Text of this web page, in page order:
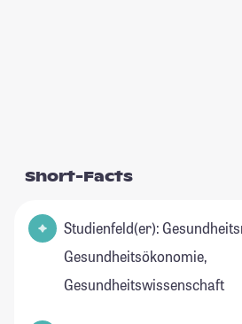
Short-Facts
Studienfeld(er):
Gesundheitsökonomie,
Gesundheitswissenschaft